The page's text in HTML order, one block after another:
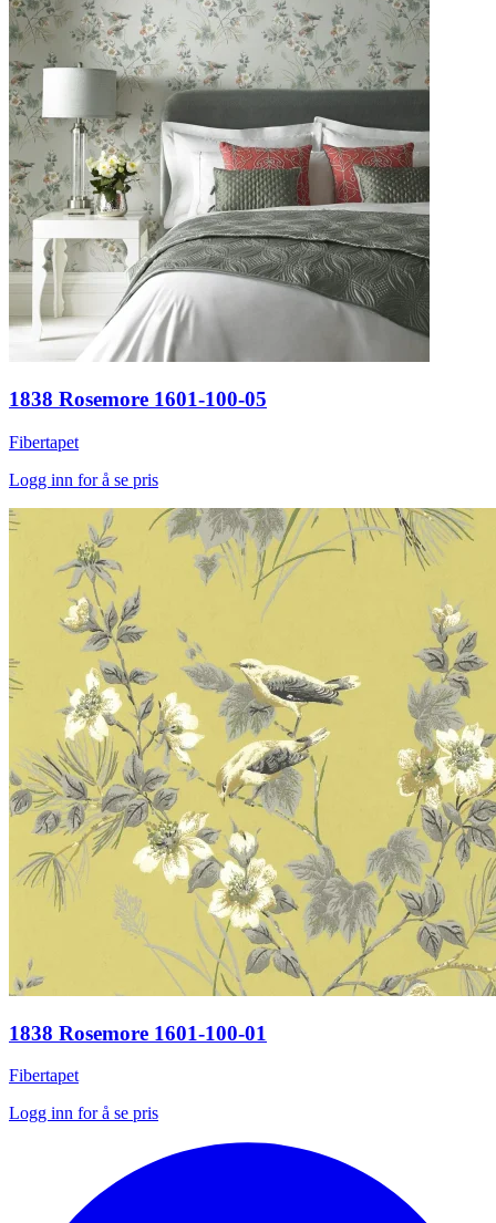
1838 Rosemore 1601-100-05
Fibertapet
Logg inn for å se pris
1838 Rosemore 1601-100-01
Fibertapet
Logg inn for å se pris